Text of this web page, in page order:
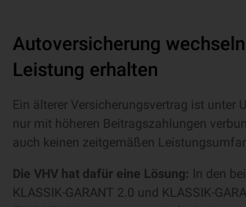
Autoversicherung
Leistung erhalten
Ein älterer Versicherungsvertrag ist unter
nur mit höheren Beitragszahlungen
auch keinen zeitgemäßen
Die VHV hat dafür eine Lösung: In den
KLASSIK-GARANT 2.0 und KLASSIK-